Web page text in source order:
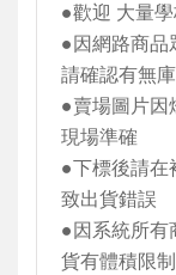
●歡迎 大量
●因網路商品
請確認有無
●賣場圖片因
現場準確
●下標後請在
致出貨錯誤
●因系統所有
貨有體積限